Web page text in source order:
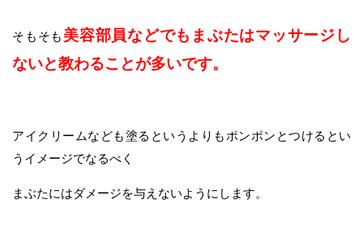
そもそも 美容部員などでもまぶたはマッサージし
ないと教わることが多いです。
アイクリームなども塗るというよりもポンポンとつけるとい
うイメージでなるべく
まぶたにはダメージを与えないようにします。